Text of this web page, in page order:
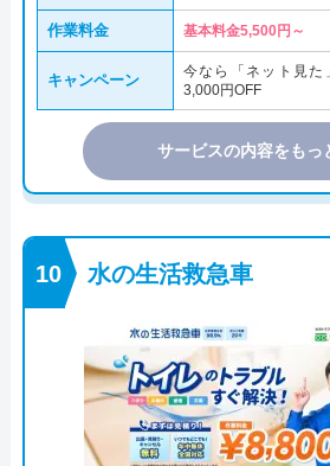
作業料金 基本料金5,500円～
キャンペーン
今なら「ネット見た
3,000円OFF
サービスの内容をもっ
水の生活救急車